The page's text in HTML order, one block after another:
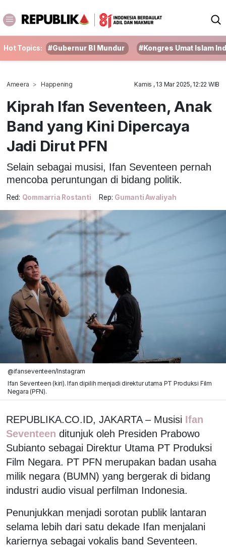
Hot Topics: #Gubernur BI Mundur #Kongres Umat Islam
Ameera Happening Kamis , 13 Mar 2025, 12:22 WIB
Kiprah Ifan Seventeen, Anak
Band yang Kini Dipercaya
Jadi Dirut PFN
Selain sebagai musisi, Ifan Seventeen pernah
mencoba peruntungan di bidang politik.
Red: Qommarria Rostanti Rep: Gumanti Awaliyah
@ifanseventeen/Instagram
Ifan Seventeen (kiri). Ifan dipilih menjadi direktur utama PT Produksi Film
Negara (PFN).
REPUBLIKA.CO.ID, JAKARTA – Musisi Ifan
Seventeen ditunjuk oleh Presiden Prabowo
Subianto sebagai Direktur Utama PT Produksi
Film Negara. PT PFN merupakan badan usaha
milik negara (BUMN) yang bergerak di bidang
industri audio visual perfilman Indonesia.
Penunjukkan menjadi sorotan publik lantaran
selama lebih dari satu dekade Ifan menjalani
kariernya sebagai vokalis band Seventeen.